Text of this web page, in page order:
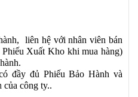
liên hệ với nhân viên bán
Xuất Kho khi mua hàng)
đầy đủ Phiếu Bảo Hành và
công ty..